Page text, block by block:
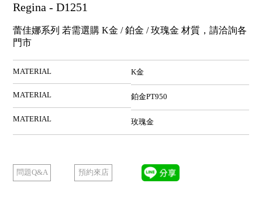
Regina - D1251
蕾佳娜系列 若需選購 K金 / 鉑金 / 玫瑰金 材質，請洽詢各
門市
MATERIAL K金
MATERIAL 鉑金PT950
MATERIAL 玫瑰金
問題Q&A 預約來店